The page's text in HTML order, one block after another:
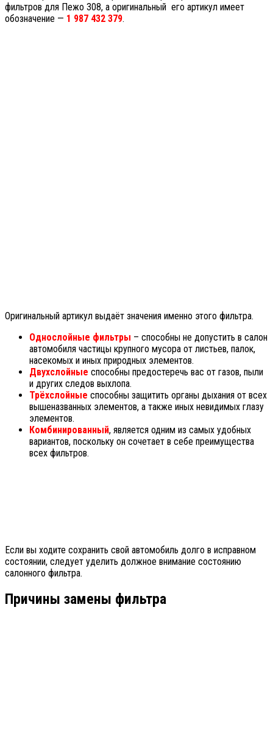
фильтров для Пежо 308, а оригинальный его артикул имеет
обозначение — 1 987 432 379.
Оригинальный артикул выдаёт значения именно этого фильтра.
Однослойные фильтры – способны не допустить в салон
автомобиля частицы крупного мусора от листьев, палок,
насекомых и иных природных элементов.
Двухслойные способны предостеречь вас от газов, пыли
и других следов выхлопа.
Трёхслойные способны защитить органы дыхания от всех
вышеназванных элементов, а также иных невидимых глазу
элементов.
Комбинированный, является одним из самых удобных
вариантов, поскольку он сочетает в себе преимущества
всех фильтров.
Если вы ходите сохранить свой автомобиль долго в исправном
состоянии, следует уделить должное внимание состоянию
салонного фильтра.
Причины замены фильтра